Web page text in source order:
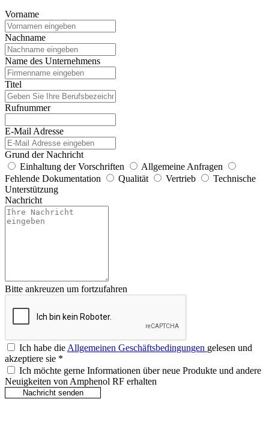
Vorname
Nachname
Name des Unternehmens
Titel
Rufnummer
E-Mail Adresse
Grund der Nachricht
Einhaltung der Vorschriften
Allgemeine Anfragen
Fehlende Dokumentation
Qualität Vertrieb
Technische
Unterstützung
Nachricht
Bitte ankreuzen um fortzufahren
Ich habe dieAllgemeinen Geschäftsbedingungen gelesen und
akzeptiere sie *
Ich möchte gerne Informationen über neue Produkte und andere
Neuigkeiten von Amphenol RF erhalten